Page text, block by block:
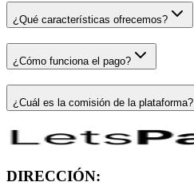
¿Qué características ofrecemos?
¿Cómo funciona el pago?
¿Cuál es la comisión de la plataforma?
DIRECCIÓN: